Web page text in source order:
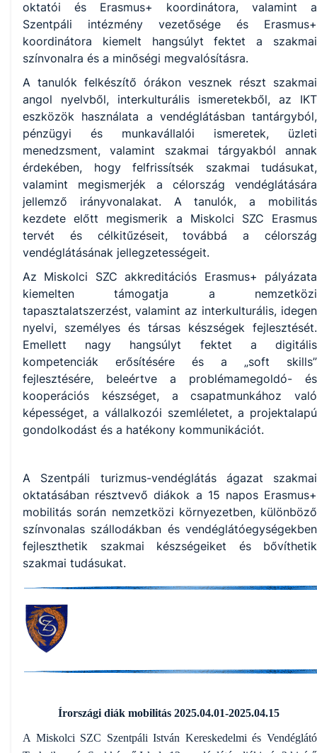
oktatói és Erasmus+ koordinátora, valamint a
Szentpáli intézmény vezetősége és Erasmus+
koordinátora kiemelt hangsúlyt fektet a szakmai
színvonalra és a minőségi megvalósításra.
A tanulók felkészítő órákon vesznek részt szakmai
angol nyelvből, interkulturális ismeretekből, az IKT
eszközök használata a vendéglátásban tantárgyból,
pénzügyi és munkavállalói ismeretek, üzleti
menedzsment, valamint szakmai tárgyakból annak
érdekében, hogy felfrissítsék szakmai tudásukat,
valamint megismerjék a célország vendéglátására
jellemző irányvonalakat. A tanulók, a mobilitás
kezdete előtt megismerik a Miskolci SZC Erasmus
tervét és célkitűzéseit, továbbá a célország
vendéglátásának jellegzetességeit.
Az Miskolci SZC akkreditációs Erasmus+ pályázata
kiemelten támogatja a nemzetközi
tapasztalatszerzést, valamint az interkulturális, idegen
nyelvi, személyes és társas készségek fejlesztését.
Emellett nagy hangsúlyt fektet a digitális
kompetenciák erősítésére és a „soft skills”
fejlesztésére, beleértve a problémamegoldó- és
kooperációs készséget, a csapatmunkához való
képességet, a vállalkozói szemléletet, a projektalapú
gondolkodást és a hatékony kommunikációt.
A Szentpáli turizmus-vendéglátás ágazat szakmai
oktatásában résztvevő diákok a 15 napos Erasmus+
mobilitás során nemzetközi környezetben, különböző
színvonalas szállodákban és vendéglátóegységekben
fejleszthetik szakmai készségeiket és bővíthetik
szakmai tudásukat.
Írországi diák mobilitás 2025.04.01-2025.04.15
A Miskolci SZC Szentpáli István Kereskedelmi és Vendéglátó